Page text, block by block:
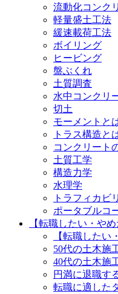
流動化コンク
軽量盛土工法
緩速載荷工法
ボイリング
ヒービング
盤ぶくれ
土質調査
水中コンクリ
切土
モーメントと
トラス構造と
コンクリート
土質工学
構造力学
水理学
トラフィカビ
ポータブルコ
【転職したい・や
【転職したい
50代の土木施
40代の土木施
円満に退職す
転職に適した